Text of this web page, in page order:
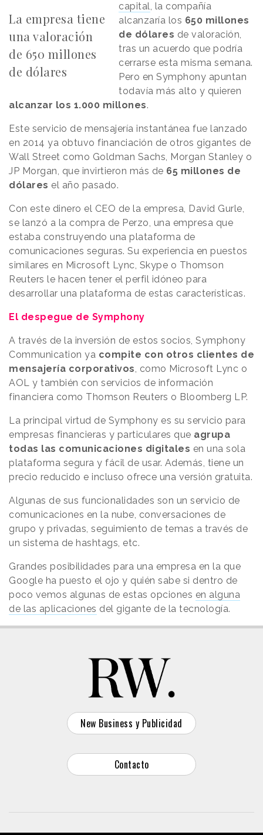
La empresa tiene
una valoración
de 650 millones
de dólares
capital, la compañía
alcanzaría los 650 millones
de dólares de valoración,
tras un acuerdo que podría
cerrarse esta misma semana.
Pero en Symphony apuntan
todavía más alto y quieren
alcanzar los 1.000 millones.
Este servicio de mensajería instantánea fue lanzado
en 2014 ya obtuvo financiación de otros gigantes de
Wall Street como Goldman Sachs, Morgan Stanley o
JP Morgan, que invirtieron más de 65 millones de
dólares el año pasado.
Con este dinero el CEO de la empresa, David Gurle,
se lanzó a la compra de Perzo, una empresa que
estaba construyendo una plataforma de
comunicaciones seguras. Su experiencia en puestos
similares en Microsoft Lync, Skype o Thomson
Reuters le hacen tener el perfil idóneo para
desarrollar una plataforma de estas características.
El despegue de Symphony
A través de la inversión de estos socios, Symphony
Communication ya compite con otros clientes de
mensajería corporativos, como Microsoft Lync o
AOL y también con servicios de información
financiera como Thomson Reuters o Bloomberg LP.
La principal virtud de Symphony es su servicio para
empresas financieras y particulares que agrupa
todas las comunicaciones digitales en una sola
plataforma segura y fácil de usar. Además, tiene un
precio reducido e incluso ofrece una versión gratuita.
Algunas de sus funcionalidades son un servicio de
comunicaciones en la nube, conversaciones de
grupo y privadas, seguimiento de temas a través de
un sistema de hashtags, etc.
Grandes posibilidades para una empresa en la que
Google ha puesto el ojo y quién sabe si dentro de
poco vemos algunas de estas opciones en alguna
de las aplicaciones del gigante de la tecnología.
New Business y Publicidad
Contacto